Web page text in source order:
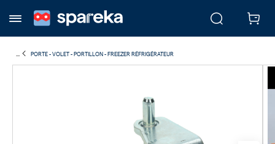
PORTE - VOLET - PORTILLON - FREEZER RÉFRIGÉRATEUR